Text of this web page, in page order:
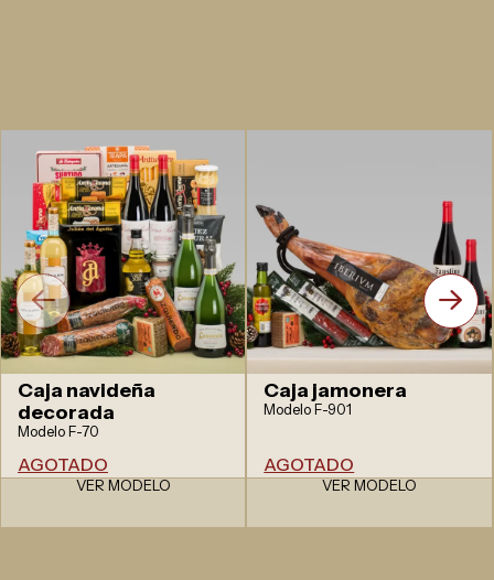
Caja navideña
decorada
Modelo F-70
AGOTADO
VER MODELO
Caja jamonera
Modelo F-901
AGOTADO
VER MODELO